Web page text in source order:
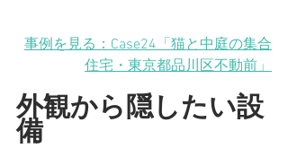
事例を見る：Case24「猫と中庭の集合
住宅・東京都品川区不動前」
外観から隠したい設
備